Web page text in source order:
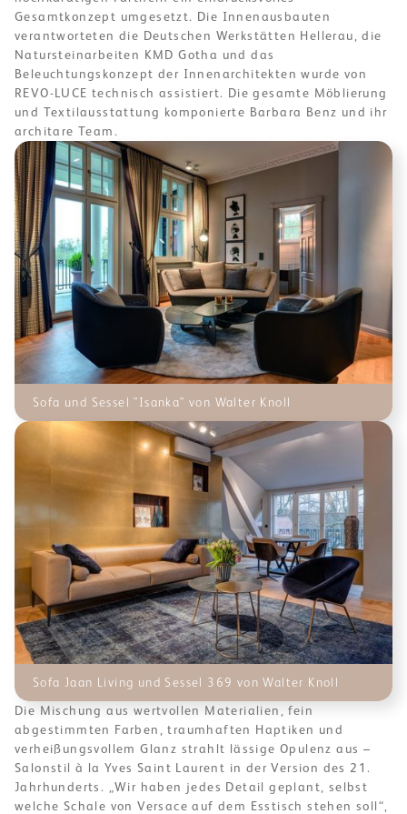
Gesamtkonzept umgesetzt. Die Innenausbauten
verantworteten die Deutschen Werkstätten Hellerau, die
Natursteinarbeiten KMD Gotha und das
Beleuchtungskonzept der Innenarchitekten wurde von
REVO-LUCE technisch assistiert. Die gesamte Möblierung
und Textilausstattung komponierte Barbara Benz und ihr
architare Team.
Sofa und Sessel "Isanka" von Walter Knoll
Sofa Jaan Living und Sessel 369 von Walter Knoll
Die Mischung aus wertvollen Materialien, fein
abgestimmten Farben, traumhaften Haptiken und
verheißungsvollem Glanz strahlt lässige Opulenz aus –
Salonstil à la Yves Saint Laurent in der Version des 21.
Jahrhunderts. „Wir haben jedes Detail geplant, selbst
welche Schale von Versace auf dem Esstisch stehen soll“,